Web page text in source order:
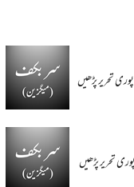
پوری تحریر پڑھیں
پوری تحریر پڑھیں